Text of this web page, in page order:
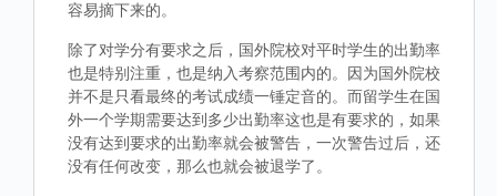
容易摘下来的。
除了对学分有要求之后，国外院校对平时学生的出勤率
也是特别注重，也是纳入考察范围内的。因为国外院校
并不是只看最终的考试成绩一锤定音的。而留学生在国
外一个学期需要达到多少出勤率这也是有要求的，如果
没有达到要求的出勤率就会被警告，一次警告过后，还
没有任何改变，那么也就会被退学了。